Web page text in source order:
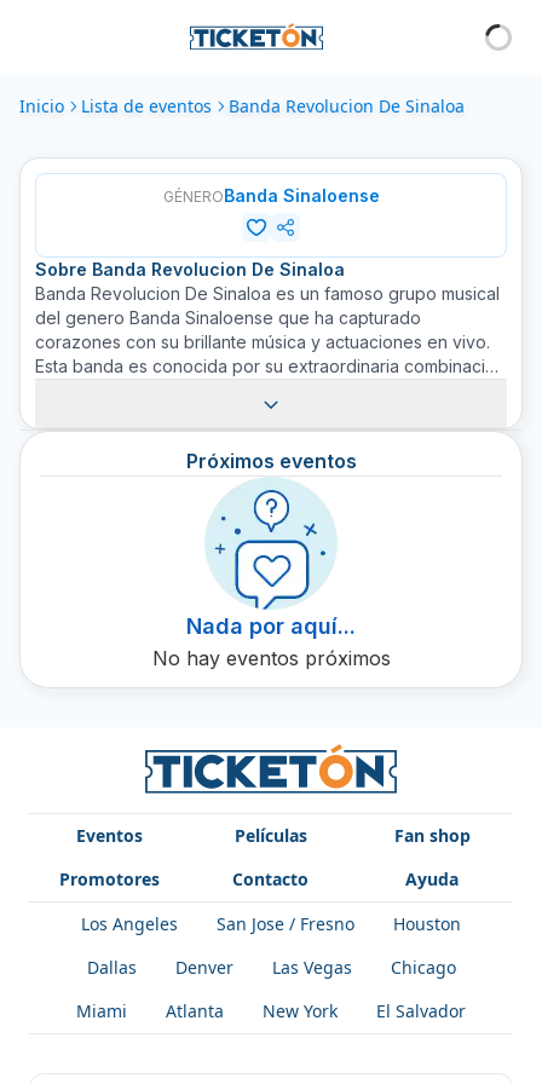
Inicio Lista de eventos Banda Revolucion De Sinaloa
GÉNEROBanda Sinaloense
Sobre Banda Revolucion De Sinaloa
Banda Revolucion De Sinaloa es un famoso grupo musical
del genero Banda Sinaloense que ha capturado
corazones con su brillante música y actuaciones en vivo.
Esta banda es conocida por su extraordinaria combinación
experiencia sonora única y auténtica el género
Sinaloense. En Ticketón, nos enorgullece proporcionar los
boletos para los conciertos de Banda Revolucion De
Sinaloa, permitiendo a los fans disfrutar de su música
favorita en vivo. Con nuestro amplio catálogo de eventos,
garantizamos una experiencia inolvidable para todos los
asistentes. Esté atento a las actualizaciones y no se pierda
la oportunidad de ver a la Banda Revolucion De Sinaloa
en vivo, solo en Ticketón.
Próximos eventos
Nada por aquí...
No hay eventos próximos
Eventos Películas
Fan shop
Promotores
Contacto
Ayuda
Los Angeles
San Jose / Fresno
Houston
Dallas
Denver Las Vegas
Chicago
Miami
Atlanta New York El Salvador